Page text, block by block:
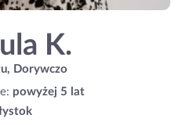
K.
Dorywczo
powyżej 5 lat